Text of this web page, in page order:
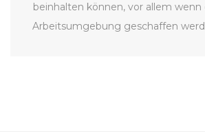
beinhalten können, vor allem wenn
Arbeitsumgebung geschaffen